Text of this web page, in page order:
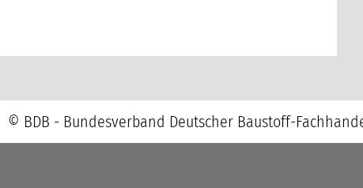
© BDB - Bundesverband Deutscher Baustoff-